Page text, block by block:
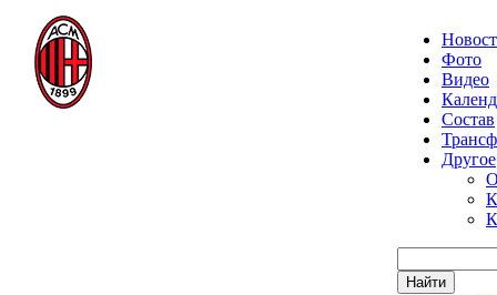
Фото
Видео
Состав
Другое
Найти